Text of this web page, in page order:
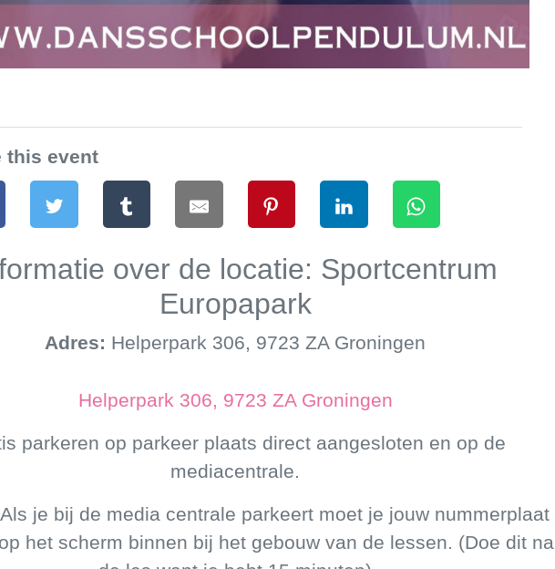
this event
over de locatie: Sportcentrum
Europapark
Adres: Helperpark 306, 9723 ZA Groningen
Helperpark 306, 9723 ZA Groningen
parkeren op parkeer plaats direct aangesloten en op de
mediacentrale.
je bij de media centrale parkeert moet je jouw nummerplaat
het scherm binnen bij het gebouw van de lessen. (Doe dit na